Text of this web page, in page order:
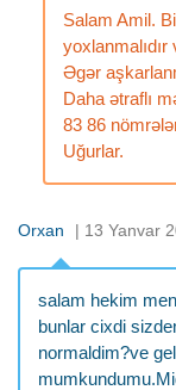
Salam Amil.
Əgər
Daha ətraflı
83 86
Uğurlar.
Orxan | 13 Yanvar
salam hekim
bunlar cixdi
normaldim?ve